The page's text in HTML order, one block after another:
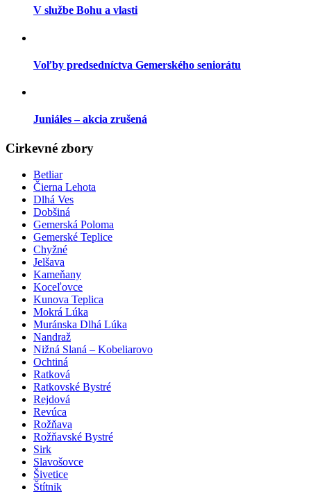
V službe Bohu a vlasti
Voľby predsedníctva Gemerského seniorátu
Juniáles – akcia zrušená
Cirkevné zbory
Betliar
Čierna Lehota
Dlhá Ves
Dobšiná
Gemerská Poloma
Gemerské Teplice
Chyžné
Jelšava
Kameňany
Koceľovce
Kunova Teplica
Mokrá Lúka
Muránska Dlhá Lúka
Nandraž
Nižná Slaná – Kobeliarovo
Ochtiná
Ratková
Ratkovské Bystré
Rejdová
Revúca
Rožňava
Rožňavské Bystré
Sirk
Slavošovce
Šivetice
Štítnik